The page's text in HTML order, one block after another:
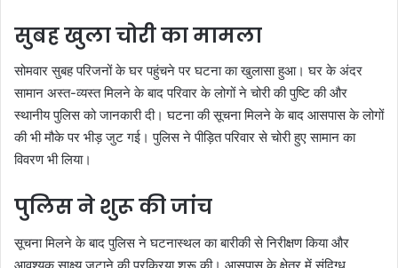
सुबह खुला चोरी का मामला
सोमवार सुबह परिजनों के घर पहुंचने पर घटना का खुलासा हुआ। घर के अंदर
सामान अस्त-व्यस्त मिलने के बाद परिवार के लोगों ने चोरी की पुष्टि की और
स्थानीय पुलिस को जानकारी दी। घटना की सूचना मिलने के बाद आसपास के लोगों
की भी मौके पर भीड़ जुट गई। पुलिस ने पीड़ित परिवार से चोरी हुए सामान का
विवरण भी लिया।
पुलिस ने शुरू की जांच
सूचना मिलने के बाद पुलिस ने घटनास्थल का बारीकी से निरीक्षण किया और
आवश्यक साक्ष्य जुटाने की प्रक्रिया शुरू की। आसपास के क्षेत्र में संदिग्ध